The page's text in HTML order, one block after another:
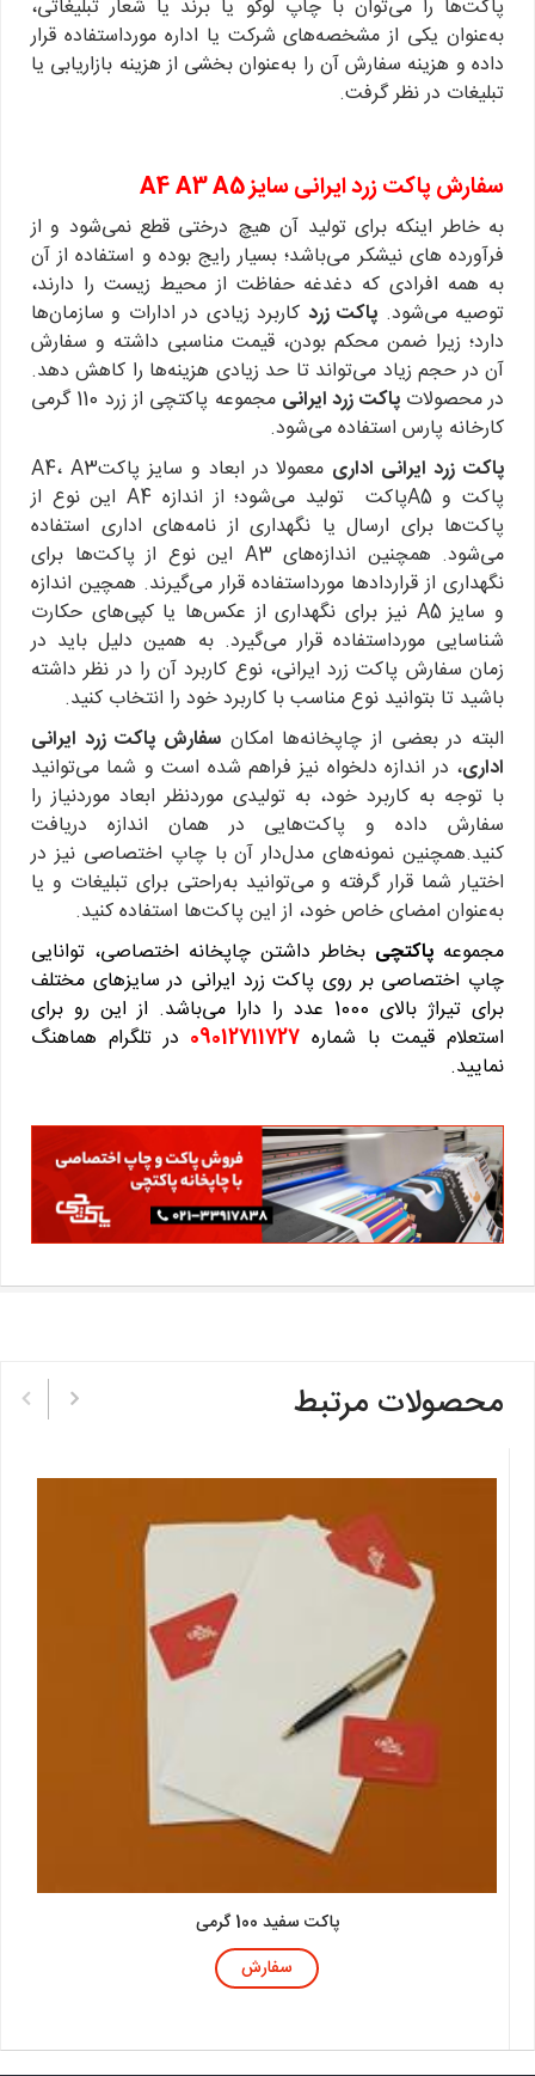
پاکت‌ها را می‌توان با چاپ لوگو یا برند یا شعار تبلیغاتی،
به‌عنوان یکی از مشخصه‌های شرکت یا اداره مورداستفاده قرار
داده و هزینه سفارش آن را به‌عنوان بخشی از هزینه بازاریابی یا
تبلیغات در نظر گرفت.
سفارش پاکت زرد ایرانی سایز A4 A3 A5
به خاطر اینکه برای تولید آن هیچ درختی قطع نمی‌شود و از
فرآورده های نیشکر می‌باشد؛ بسیار رایج بوده و استفاده از آن
به همه افرادی که دغدغه حفاظت از محیط زیست را دارند،
توصیه می‌شود. پاکت زرد کاربرد زیادی در ادارات و سازمان‌ها
دارد؛ زیرا ضمن محکم بودن، قیمت مناسبی داشته و سفارش
آن در حجم زیاد می‌تواند تا حد زیادی هزینه‌ها را کاهش دهد.
در محصولات پاکت زرد ایرانی
مجموعه پاکتچی از زرد 110 گرمی
کارخانه پارس استفاده می‌شود.
پاکت زرد ایرانی اداری
معمولا در ابعاد و سایز پاکتA4، A3
پاکت و A5پاکت تولید می‌شود؛ از اندازه A4 این نوع از
پاکت‌ها برای ارسال یا نگهداری از نامه‌های اداری استفاده
می‌شود. همچنین اندازه‌های A3 این نوع از پاکت‌ها برای
نگهداری از قراردادها مورداستفاده قرار می‌گیرند. همچین اندازه
و سایز A5 نیز برای نگهداری از عکس‌ها یا کپی‌های حکارت
شناسایی مورداستفاده قرار می‌گیرد. به همین دلیل باید در
زمان سفارش پاکت زرد ایرانی، نوع کاربرد آن را در نظر داشته
باشید تا بتوانید نوع مناسب با کاربرد خود را انتخاب کنید.
البته در بعضی از چاپخانه‌ها امکان سفارش پاکت زرد ایرانی
اداری، در اندازه دلخواه نیز فراهم شده است و شما می‌توانید
با توجه به کاربرد خود، به تولیدی موردنظر ابعاد موردنیاز را
سفارش داده و پاکت‌هایی در همان اندازه دریافت
کنید.همچنین نمونه‌های مدل‌دار آن با چاپ اختصاصی نیز در
اختیار شما قرار گرفته و می‌توانید به‌راحتی برای تبلیغات و یا
به‌عنوان امضای خاص خود، از این پاکت‌ها استفاده کنید.
مجموعه پاکتچی بخاطر داشتن چاپخانه اختصاصی، توانایی
چاپ اختصاصی بر روی پاکت زرد ایرانی در سایزهای مختلف
برای تیراژ بالای 1000 عدد را دارا می‌باشد. از این رو برای
استعلام قیمت با شماره 09012711727 در تلگرام هماهنگ
نمایید.
محصولات مرتبط
پاکت سفید 100 گرمی
سفارش